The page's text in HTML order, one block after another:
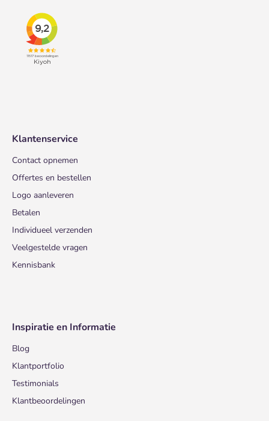
Klantenservice
Contact opnemen
Offertes en bestellen
Logo aanleveren
Betalen
Individueel verzenden
Veelgestelde vragen
Kennisbank
Inspiratie en Informatie
Blog
Klantportfolio
Testimonials
Klantbeoordelingen